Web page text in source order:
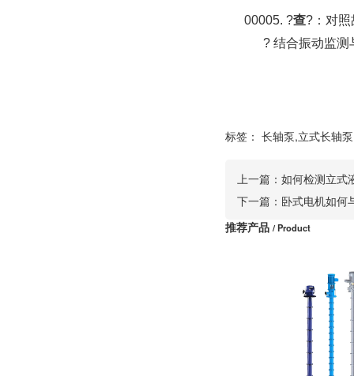
00005. ?查?：对照
? 结合振动监测
标签： 长轴泵,立式长轴
上一篇： 如何检测立式
下一篇： 卧式电机如何
推荐产品 / Product